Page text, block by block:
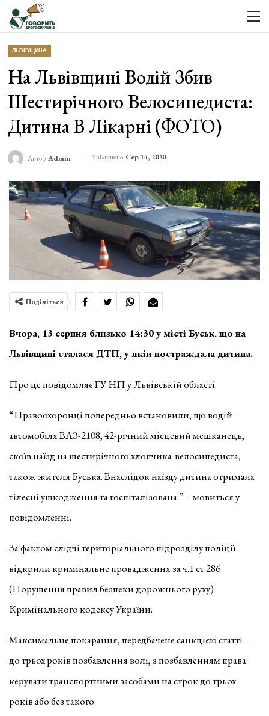
ЛЬВІВЩИНА
На Львівщині Водій Збив
Шестирічного Велосипедиста:
Дитина В Лікарні (ФОТО)
Автор Admin Увімкнено Сер 14, 2020
Поділіться
Вчора, 13 серпня близько 14:30 у місті Буськ, що на
Львівщині сталася ДТП, у якій постраждала дитина.
Про це повідомляє ГУ НП у Львівській області.
“Правоохоронці попередньо встановили, що водій
автомобіля ВАЗ-2108, 42-річний місцевий мешканець,
скоїв наїзд на шестирічного хлопчика-велосипедиста,
також жителя Буська. Внаслідок наїзду дитина отримала
тілесні ушкодження та госпіталізована.” – мовиться у
повідомленні.
За фактом слідчі територіального підрозділу поліції
відкрили кримінальне провадження за ч.1 ст.286
(Порушення правил безпеки дорожнього руху)
Кримінального кодексу України.
Максимальне покарання, передбачене санкцією статті –
до трьох років позбавлення волі, з позбавленням права
керувати транспортними засобами на строк до трьох
років або без такого.